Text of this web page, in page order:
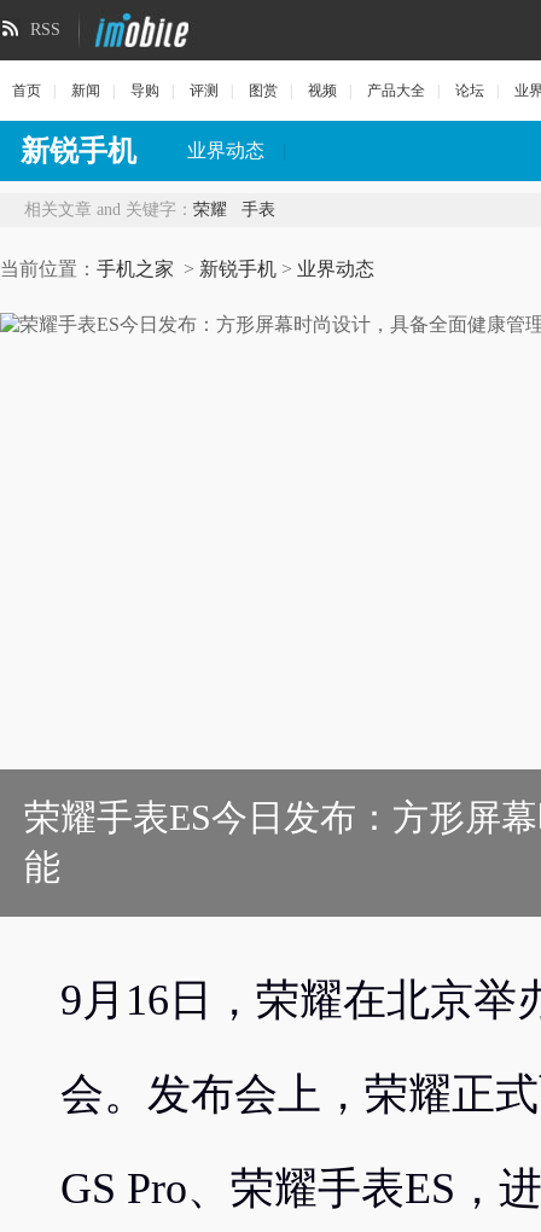
RSS
首页 新闻 导购 评测 图赏 视频 产品大全 论坛 业
新锐手机 业界动态
相关文章 and 关键字： 荣耀 手表
当前位置： 手机之家 > 新锐手机 > 业界动态
荣耀手表ES今日发布：方形屏
能
9月16日，荣耀在北京
会。发布会上，荣耀正
GS Pro、荣耀手表ES，